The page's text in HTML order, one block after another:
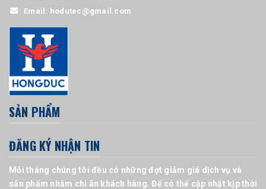
Email: hodutec@gmail.com
SẢN PHẨM
ĐĂNG KÝ NHẬN TIN
Mỗi tháng chúng tôi đều có những đợt giảm giá dịch vụ và
sản phẩm nhằm chi ân khách hàng. Để có thể cập nhật kịp thời